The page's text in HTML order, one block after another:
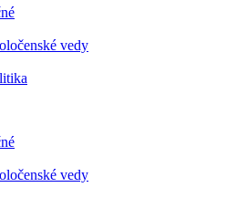
vedy
vedy